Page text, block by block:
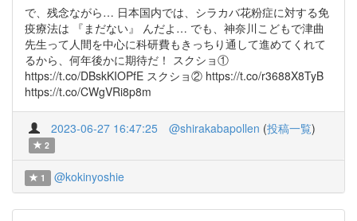
で、残念ながら… 日本国内では、シラカバ花粉症に対する免
疫療法は 『まだない』 んだよ… でも、神奈川こどもで津曲
先生って人間を中心に科研費もきっちり通して進めてくれて
るから、何年後かに期待だ！ スクショ①
https://t.co/DBskKIOPfE スクショ② https://t.co/r3688X8TyB
https://t.co/CWgVRi8p8m
2023-06-27 16:47:25 @shirakabapollen (投稿一覧)
2
1 @kokinyoshie